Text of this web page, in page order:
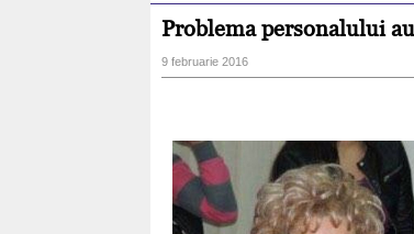
Problema personalului
9 februarie 2016